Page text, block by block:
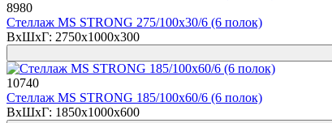
8980
Стеллаж MS STRONG 275/100х30/6 (6 полок)
ВхШхГ: 2750x1000x300
10740
Стеллаж MS STRONG 185/100х60/6 (6 полок)
ВхШхГ: 1850x1000x600